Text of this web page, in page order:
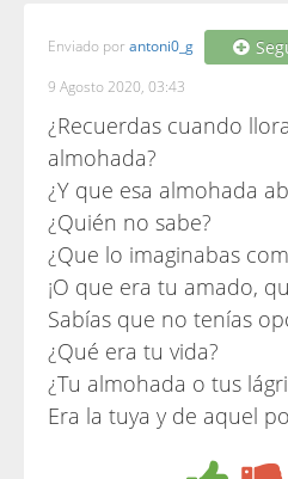
Enviado por antoni0_g
9 Agosto 2020, 03:43
¿Recuerdas cuando
almohada?
¿Y que esa almohada
¿Quién no sabe?
¿Que lo imaginabas
¡O que era tu amado,
Sabías que no tenías
¿Qué era tu vida?
¿Tu almohada o tus
Era la tuya y de aquel